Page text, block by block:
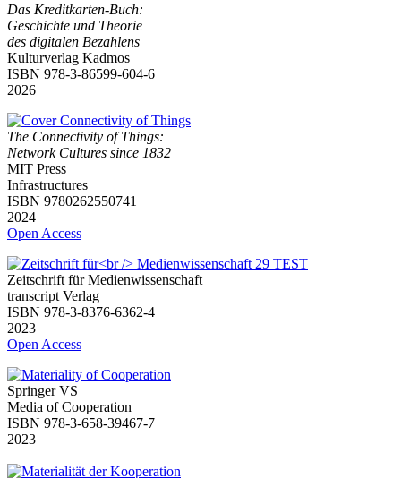
Das Kreditkarten-Buch:
Geschichte und Theorie
des digitalen Bezahlens
Kulturverlag Kadmos
ISBN 978-3-86599-604-6
2026
The Connectivity of Things:
Network Cultures since 1832
MIT Press
Infrastructures
ISBN 9780262550741
2024
Open Access
Zeitschrift für Medienwissenschaft
transcript Verlag
ISBN 978-3-8376-6362-4
2023
Open Access
Springer VS
Media of Cooperation
ISBN 978-3-658-39467-7
2023